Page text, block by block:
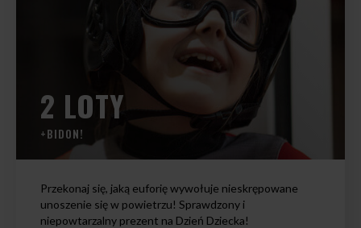
2 LOTY
+BIDON!
Przekonaj się, jaką euforię wywołuje nieskrępowane
unoszenie się w powietrzu! Sprawdzony i
niepowtarzalny prezent na Dzień Dziecka!